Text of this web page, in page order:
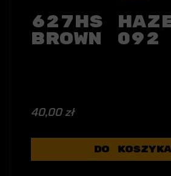
627HS
Brown 092
40,00 zł
DO KOSZYKA